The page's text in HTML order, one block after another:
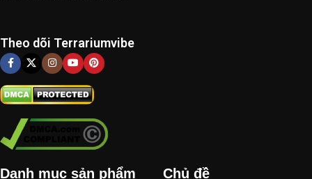
Theo dõi Terrariumvibe
Danh mục sản phẩm Chủ đề